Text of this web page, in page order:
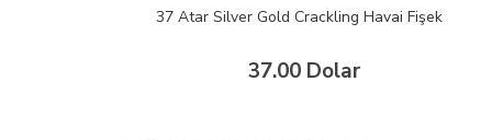
37 Atar Silver Gold Crackling Havai Fişek
37.00 Dolar